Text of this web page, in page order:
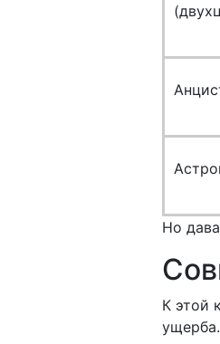
Но
К этой